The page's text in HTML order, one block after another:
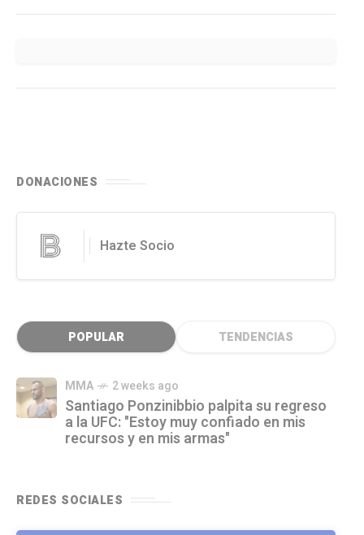
DONACIONES
Hazte Socio
POPULAR TENDENCIAS
MMA 2 weeks ago
Santiago Ponzinibbio palpita su regreso
a la UFC: "Estoy muy confiado en mis
recursos y en mis armas"
REDES SOCIALES